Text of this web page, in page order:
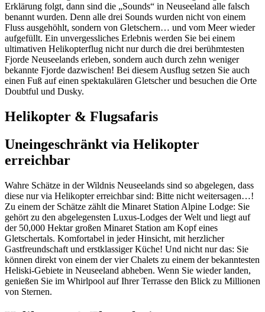
Erklärung folgt, dann sind die „Sounds“ in Neuseeland alle falsch
benannt wurden. Denn alle drei Sounds wurden nicht von einem
Fluss ausgehöhlt, sondern von Gletschern… und vom Meer wieder
aufgefüllt. Ein unvergessliches Erlebnis werden Sie bei einem
ultimativen Helikopterflug nicht nur durch die drei berühmtesten
Fjorde Neuseelands erleben, sondern auch durch zehn weniger
bekannte Fjorde dazwischen! Bei diesem Ausflug setzen Sie auch
einen Fuß auf einen spektakulären Gletscher und besuchen die Orte
Doubtful und Dusky.
Helikopter & Flugsafaris
Uneingeschränkt via Helikopter
erreichbar
Wahre Schätze in der Wildnis Neuseelands sind so abgelegen, dass
diese nur via Helikopter erreichbar sind: Bitte nicht weitersagen…!
Zu einem der Schätze zählt die Minaret Station Alpine Lodge: Sie
gehört zu den abgelegensten Luxus-Lodges der Welt und liegt auf
der 50,000 Hektar großen Minaret Station am Kopf eines
Gletschertals. Komfortabel in jeder Hinsicht, mit herzlicher
Gastfreundschaft und erstklassiger Küche! Und nicht nur das: Sie
können direkt von einem der vier Chalets zu einem der bekanntesten
Heliski-Gebiete in Neuseeland abheben. Wenn Sie wieder landen,
genießen Sie im Whirlpool auf Ihrer Terrasse den Blick zu Millionen
von Sternen.